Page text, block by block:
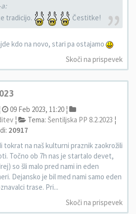
tradicijo.
Čestitke!
kdo na novo, stari pa ostajamo
Skoči na prispevek
09 Feb 2023, 11:20 ¦
¦ Tema: Šentiljska PP 8.2.2023 ¦
20917
tokrat na naš kulturni praznik zaokrožili
Točno ob 7h nas je startalo devet,
so šli malo pred nami in eden
Dejansko je bil med nami samo eden
trase. Pri...
Skoči na prispevek